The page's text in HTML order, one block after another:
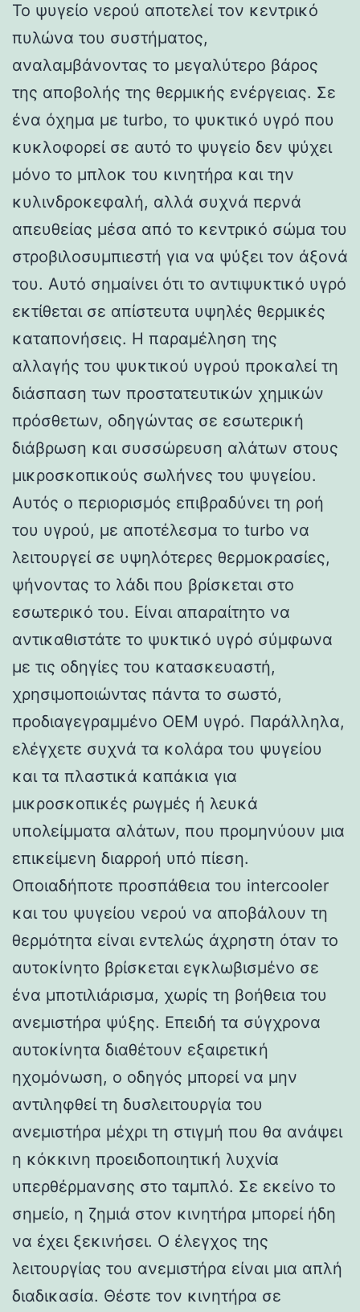
Το ψυγείο νερού αποτελεί τον κεντρικό
πυλώνα του συστήματος,
αναλαμβάνοντας το μεγαλύτερο βάρος
της αποβολής της θερμικής ενέργειας. Σε
ένα όχημα με turbo, το ψυκτικό υγρό που
κυκλοφορεί σε αυτό το ψυγείο δεν ψύχει
μόνο το μπλοκ του κινητήρα και την
κυλινδροκεφαλή, αλλά συχνά περνά
απευθείας μέσα από το κεντρικό σώμα του
στροβιλοσυμπιεστή για να ψύξει τον άξονά
του. Αυτό σημαίνει ότι το αντιψυκτικό υγρό
εκτίθεται σε απίστευτα υψηλές θερμικές
καταπονήσεις. Η παραμέληση της
αλλαγής του ψυκτικού υγρού προκαλεί τη
διάσπαση των προστατευτικών χημικών
πρόσθετων, οδηγώντας σε εσωτερική
διάβρωση και συσσώρευση αλάτων στους
μικροσκοπικούς σωλήνες του ψυγείου.
Αυτός ο περιορισμός επιβραδύνει τη ροή
του υγρού, με αποτέλεσμα το turbo να
λειτουργεί σε υψηλότερες θερμοκρασίες,
ψήνοντας το λάδι που βρίσκεται στο
εσωτερικό του. Είναι απαραίτητο να
αντικαθιστάτε το ψυκτικό υγρό σύμφωνα
με τις οδηγίες του κατασκευαστή,
χρησιμοποιώντας πάντα το σωστό,
προδιαγεγραμμένο OEM υγρό. Παράλληλα,
ελέγχετε συχνά τα κολάρα του ψυγείου
και τα πλαστικά καπάκια για
μικροσκοπικές ρωγμές ή λευκά
υπολείμματα αλάτων, που προμηνύουν μια
επικείμενη διαρροή υπό πίεση.
Οποιαδήποτε προσπάθεια του intercooler
και του ψυγείου νερού να αποβάλουν τη
θερμότητα είναι εντελώς άχρηστη όταν το
αυτοκίνητο βρίσκεται εγκλωβισμένο σε
ένα μποτιλιάρισμα, χωρίς τη βοήθεια του
ανεμιστήρα ψύξης. Επειδή τα σύγχρονα
αυτοκίνητα διαθέτουν εξαιρετική
ηχομόνωση, ο οδηγός μπορεί να μην
αντιληφθεί τη δυσλειτουργία του
ανεμιστήρα μέχρι τη στιγμή που θα ανάψει
η κόκκινη προειδοποιητική λυχνία
υπερθέρμανσης στο ταμπλό. Σε εκείνο το
σημείο, η ζημιά στον κινητήρα μπορεί ήδη
να έχει ξεκινήσει. Ο έλεγχος της
λειτουργίας του ανεμιστήρα είναι μια απλή
διαδικασία. Θέστε τον κινητήρα σε